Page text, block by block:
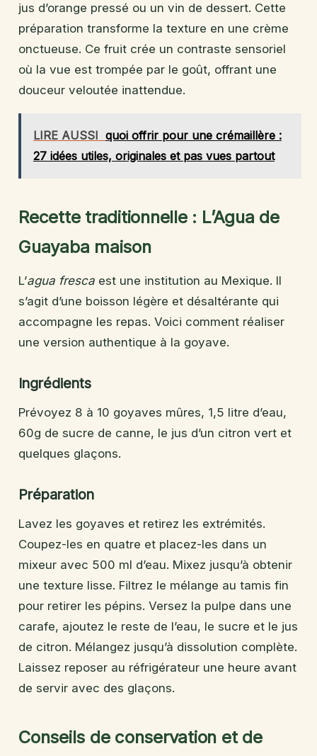
jus d’orange pressé ou un vin de dessert. Cette
préparation transforme la texture en une crème
onctueuse. Ce fruit crée un contraste sensoriel
où la vue est trompée par le goût, offrant une
douceur veloutée inattendue.
LIRE AUSSI quoi offrir pour une crémaillère :
27 idées utiles, originales et pas vues partout
Recette traditionnelle : L’Agua de
Guayaba maison
L’agua fresca est une institution au Mexique. Il
s’agit d’une boisson légère et désaltérante qui
accompagne les repas. Voici comment réaliser
une version authentique à la goyave.
Ingrédients
Prévoyez 8 à 10 goyaves mûres, 1,5 litre d’eau,
60g de sucre de canne, le jus d’un citron vert et
quelques glaçons.
Préparation
Lavez les goyaves et retirez les extrémités.
Coupez-les en quatre et placez-les dans un
mixeur avec 500 ml d’eau. Mixez jusqu’à obtenir
une texture lisse. Filtrez le mélange au tamis fin
pour retirer les pépins. Versez la pulpe dans une
carafe, ajoutez le reste de l’eau, le sucre et le jus
de citron. Mélangez jusqu’à dissolution complète.
Laissez reposer au réfrigérateur une heure avant
de servir avec des glaçons.
Conseils de conservation et de